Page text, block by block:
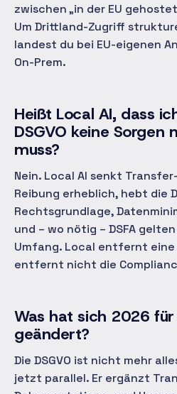
zwischen „in der EU
Um Drittland-Zugriff
landest du bei EU-eigenen
On-Prem.
Heißt Local AI, dass
DSGVO keine Sorgen
muss?
Nein. Local AI senkt
Reibung erheblich, hebt die
Rechtsgrundlage,
und – wo nötig – DSFA
Umfang. Local entfernt eine
entfernt nicht die
Was hat sich 2026
geändert?
Die DSGVO ist nicht mehr
jetzt parallel. Er ergänzt